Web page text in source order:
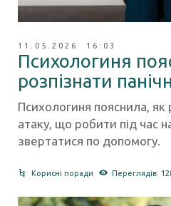
11.05.2026 16:03
Психологиня
розпізнати
Психологиня пояснила, як
атаку, що робити під час
звертатися по допомогу.
Корисні поради Переглядів: